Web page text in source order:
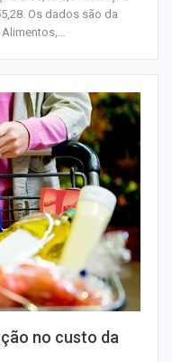
Os dados são da
Alimentos,…
no custo da